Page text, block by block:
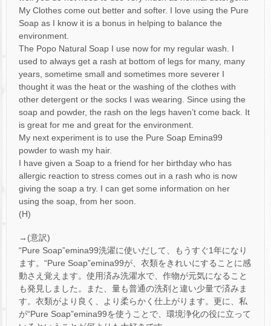
My Clothes come out better and softer. I love using the Pure
Soap as I know it is a bonus in helping to balance the
environment.
The Popo Natural Soap I use now for my regular wash. I
used to always get a rash at bottom of legs for many, many
years, sometime small and sometimes more severer I
thought it was the heat or the washing of the clothes with
other detergent or the socks I was wearing. Since using the
soap and powder, the rash on the legs haven’t come back. It
is great for me and great for the environment.
My next experiment is to use the Pure Soap Emina99
powder to wash my hair.
I have given a Soap to a friend for her birthday who has
allergic reaction to stress comes out in a rash who is now
giving the soap a try. I can get some information on her
using the soap, from her soon.
(H)
→(意訳)
“Pure Soap”emina99洗濯に使いだして、もうすぐ1年になり
ます。“Pure Soap”emina99が、衣類をきれいにすることに感
動さえ覚えます。使用済み洗濯水で、作物が元気になること
も発見しました。また、量も普通の洗剤と違い少量で済みま
す。衣類がより良く、より柔らかく仕上がります。更に、私
が“Pure Soap”emina99を使うことで、環境浄化の役に立って